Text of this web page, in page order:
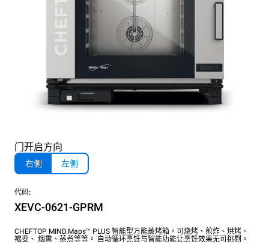
门开启方向
右侧 左侧
代码:
XEVC-0621-GPRM
CHEFTOP MIND.Maps™ PLUS 智能型万能蒸烤箱，可烧烤、煎炸、烘烤、
褐变、 烟熏、蒸煮等等。 自动循环烹饪与智能功能让烹饪效果无可挑剔。